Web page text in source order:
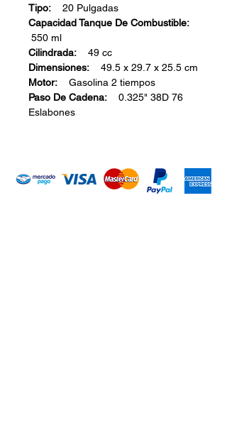
Tipo: 20 Pulgadas
Capacidad Tanque De Combustible:
550 ml
Cilindrada: 49 cc
Dimensiones: 49.5 x 29.7 x 25.5 cm
Motor: Gasolina 2 tiempos
Paso De Cadena: 0.325" 38D 76
Eslabones